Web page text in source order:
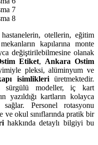
otellerin, eğitim
kapılarına monte
değiştirilebilmesine olanak
Etiket, Ankara Ostim
pleksi, alüminyum ve
isimlikleriüretmektedir.
sürgülü modeller, iç kart
yazıldığı kartların kolayca
Personel rotasyonu
okul sınıflarında pratik bir
hakkında detaylı bilgiyi bu